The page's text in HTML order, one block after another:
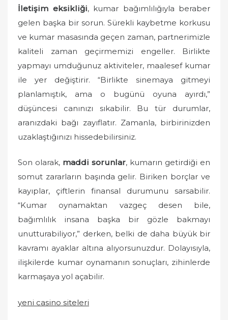
İletişim eksikliği, kumar bağımlılığıyla beraber
gelen başka bir sorun. Sürekli kaybetme korkusu
ve kumar masasında geçen zaman, partnerimizle
kaliteli zaman geçirmemizi engeller. Birlikte
yapmayı umduğunuz aktiviteler, maalesef kumar
ile yer değiştirir. “Birlikte sinemaya gitmeyi
planlamıştık, ama o bugünü oyuna ayırdı,”
düşüncesi canınızı sıkabilir. Bu tür durumlar,
aranızdaki bağı zayıflatır. Zamanla, birbirinizden
uzaklaştığınızı hissedebilirsiniz.
Son olarak, maddi sorunlar, kumarın getirdiği en
somut zararların başında gelir. Biriken borçlar ve
kayıplar, çiftlerin finansal durumunu sarsabilir.
“Kumar oynamaktan vazgeç desen bile,
bağımlılık insana başka bir gözle bakmayı
unutturabiliyor,” derken, belki de daha büyük bir
kavramı ayaklar altına alıyorsunuzdur. Dolayısıyla,
ilişkilerde kumar oynamanın sonuçları, zihinlerde
karmaşaya yol açabilir.
yeni casino siteleri